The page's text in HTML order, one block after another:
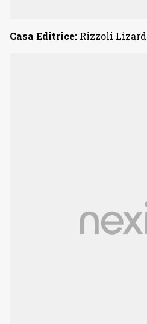
Casa Editrice: Rizzoli Lizard